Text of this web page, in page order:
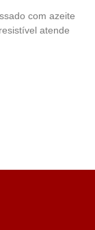
com azeite
atende